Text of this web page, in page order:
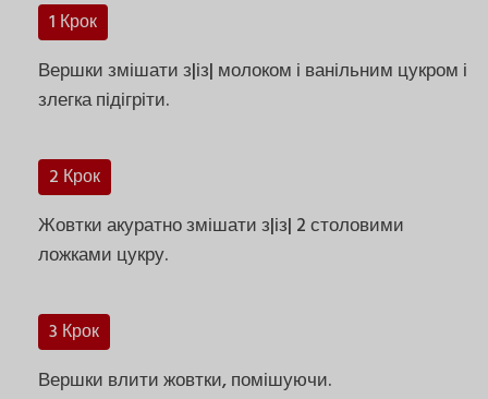
1 Крок
Вершки змішати з|із| молоком і ванільним цукром і
злегка підігріти.
2 Крок
Жовтки акуратно змішати з|із| 2 столовими
ложками цукру.
3 Крок
Вершки влити жовтки, помішуючи.